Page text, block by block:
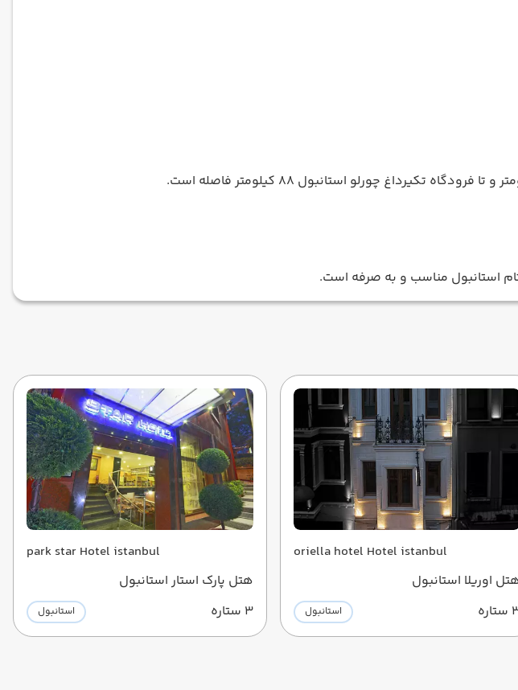
استانبول مناسب و به صرفه است.
oriella hotel Hotel istanbul
اوریلا استانبول
استانبول
park star Hotel istanbul
هتل پارک استار استانبول
3 ستاره
استانبول